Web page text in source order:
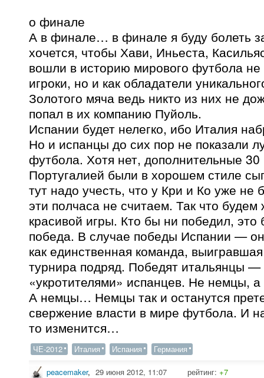
о финале
А в финале… в финале я буду болеть
хочется, чтобы Хави, Иньеста,
вошли в историю мирового футбола не
игроки, но и как обладатели
Золотого мяча ведь никто из них не
попал в их компанию Пуйоль.
Испании будет нелегко, ибо Италия
Но и испанцы до сих пор не показали
футбола. Хотя нет, дополнительные 30
Португалией были в хорошем стиле
тут надо учесть, что у Кри и Ко уже не
эти полчаса не считаем. Так что
красивой игры. Кто бы ни победил, это
победа. В случае победы Испании —
как единственная команда,
турнира подряд. Победят итальянцы —
«укротителями» испанцев. Не немцы,
А немцы… Немцы так и останутся
свержение власти в мире футбола. И
то изменится…
ЧЕ-2012 Италия Испания Германия
peacemaker, 29 июня 2012, 11:07 рейтинг: +7